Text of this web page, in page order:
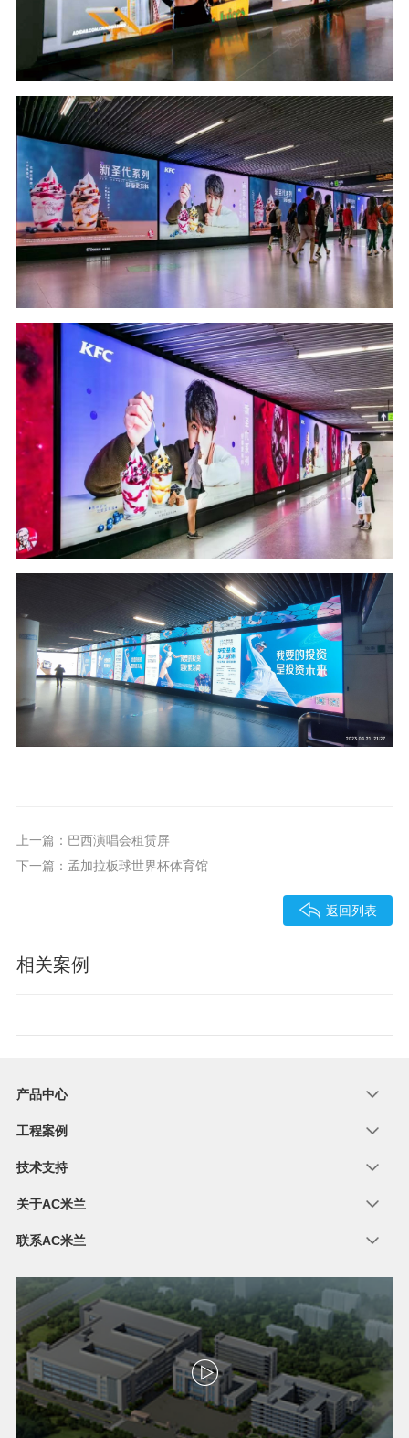
上一篇：巴西演唱会租赁屏
下一篇：孟加拉板球世界杯体育馆
返回列表
相关案例
产品中心
工程案例
技术支持
关于AC米兰
联系AC米兰